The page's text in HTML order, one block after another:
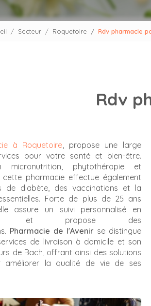
Secteur Roquetoire Rdv pharmacie
Rdv
à Roquetoire, propose une large
pour votre santé et bien-être.
micronutrition, phytothérapie et
cette pharmacie effectue également
de diabète, des vaccinations et la
Forte de plus de 25 ans
assure un suivi personnalisé en
et propose des
Pharmacie de l'Avenir se distingue
de livraison à domicile et son
de Bach, offrant ainsi des solutions
améliorer la qualité de vie de ses